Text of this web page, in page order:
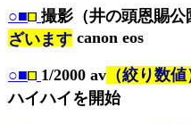
○■ 撮影（井の頭恩賜公
ざいます canon eos
○■ 1/2000 av （絞り数
ハイハイを開始